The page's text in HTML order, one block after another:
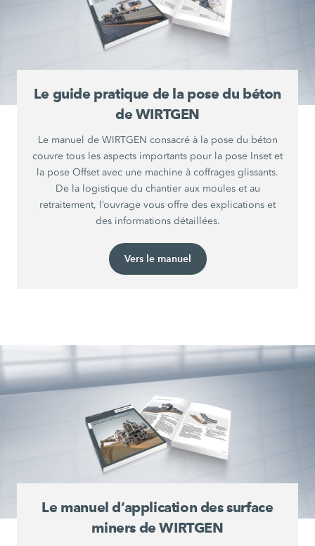
Le guide pratique de la pose du béton
de WIRTGEN
Le manuel de WIRTGEN consacré à la pose du béton
couvre tous les aspects importants pour la pose Inset et
la pose Offset avec une machine à coffrages glissants.
De la logistique du chantier aux moules et au
retraitement, l’ouvrage vous offre des explications et
des informations détaillées.
Vers le manuel
Le manuel d’application des surface
miners de WIRTGEN